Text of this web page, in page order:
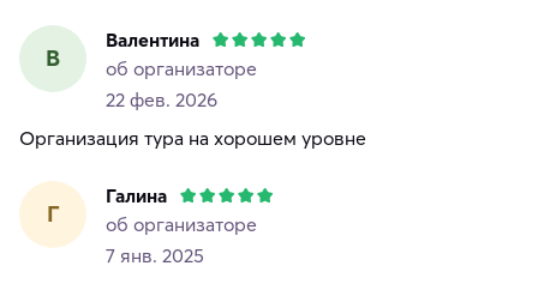
В
Валентина
об организаторе
22 фев. 2026
Организация тура на хорошем уровне
Г
Галина
об организаторе
7 янв. 2025